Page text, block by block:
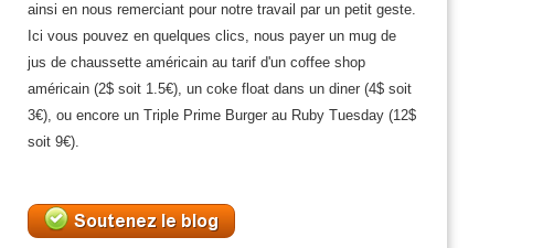
ainsi en nous remerciant pour notre travail par un petit geste.
Ici vous pouvez en quelques clics, nous payer un mug de
jus de chaussette américain au tarif d'un coffee shop
américain (2$ soit 1.5€), un coke float dans un diner (4$ soit
3€), ou encore un Triple Prime Burger au Ruby Tuesday (12$
soit 9€).